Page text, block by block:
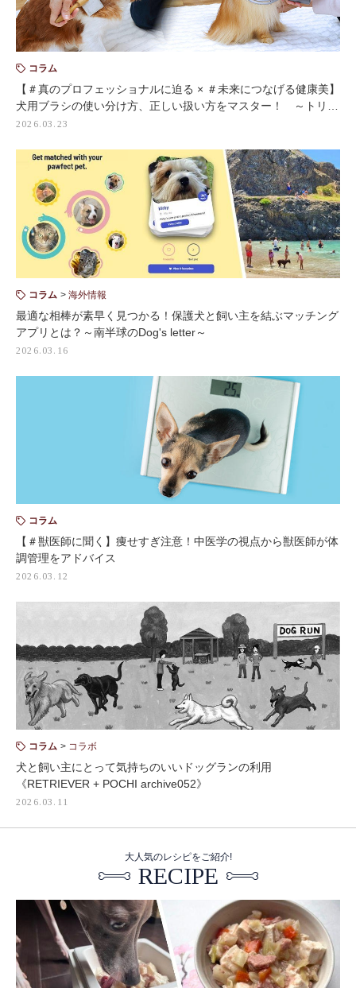
コラム
【＃真のプロフェッショナルに迫る × ＃未来につなげる健康美】
犬用ブラシの使い分け方、正しい扱い方をマスター！ ～トリ…
2026.03.23
コラム 海外情報
最適な相棒が素早く見つかる！保護犬と飼い主を結ぶマッチング
アプリとは？～南半球のDog's letter～
2026.03.16
コラム
【＃獣医師に聞く】痩せすぎ注意！中医学の視点から獣医師が体
調管理をアドバイス
2026.03.12
コラム コラボ
犬と飼い主にとって気持ちのいいドッグランの利用
《RETRIEVER + POCHI archive052》
2026.03.11
大人気のレシピをご紹介!
RECIPE